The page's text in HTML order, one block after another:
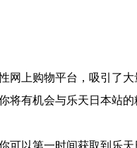
网上购物平台，吸引了
将有机会与乐天日本站
可以第一时间获取到乐